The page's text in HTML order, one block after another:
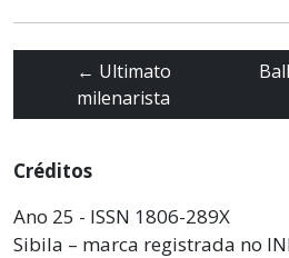
← Ultimato
milenarista
Créditos
Ano 25 - ISSN 1806-289X
Sibila – marca registrada no